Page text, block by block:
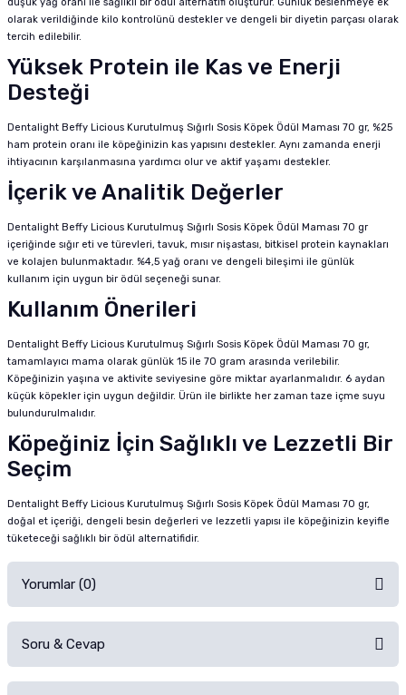
olarak verildiğinde kilo kontrolünü destekler ve dengeli bir diyetin parçası olarak
tercih edilebilir.
Yüksek Protein ile Kas ve Enerji
Desteği
Dentalight Beffy Licious Kurutulmuş Sığırlı Sosis Köpek Ödül Maması 70 gr, %25
ham protein oranı ile köpeğinizin kas yapısını destekler. Aynı zamanda enerji
ihtiyacının karşılanmasına yardımcı olur ve aktif yaşamı destekler.
İçerik ve Analitik Değerler
Dentalight Beffy Licious Kurutulmuş Sığırlı Sosis Köpek Ödül Maması 70 gr
içeriğinde sığır eti ve türevleri, tavuk, mısır nişastası, bitkisel protein kaynakları
ve kolajen bulunmaktadır. %4,5 yağ oranı ve dengeli bileşimi ile günlük
kullanım için uygun bir ödül seçeneği sunar.
Kullanım Önerileri
Dentalight Beffy Licious Kurutulmuş Sığırlı Sosis Köpek Ödül Maması 70 gr,
tamamlayıcı mama olarak günlük 15 ile 70 gram arasında verilebilir.
Köpeğinizin yaşına ve aktivite seviyesine göre miktar ayarlanmalıdır. 6 aydan
küçük köpekler için uygun değildir. Ürün ile birlikte her zaman taze içme suyu
bulundurulmalıdır.
Köpeğiniz İçin Sağlıklı ve Lezzetli Bir
Seçim
Dentalight Beffy Licious Kurutulmuş Sığırlı Sosis Köpek Ödül Maması 70 gr,
doğal et içeriği, dengeli besin değerleri ve lezzetli yapısı ile köpeğinizin keyifle
tüketeceği sağlıklı bir ödül alternatifidir.
Yorumlar (0)
Soru & Cevap